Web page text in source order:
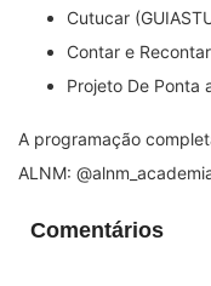
Cutucar
Contar e
Projeto De Ponta
A programação
ALNM:
Comentários